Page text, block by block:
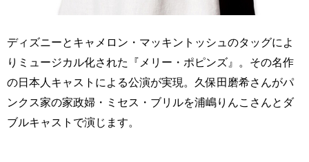
ディズニーとキャメロン・マッキントッシュのタッグによ
りミュージカル化された『メリー・ポピンズ』。その名作
の日本人キャストによる公演が実現。久保田磨希さんがパ
ンクス家の家政婦・ミセス・ブリルを浦嶋りんこさんとダ
ブルキャストで演じます。